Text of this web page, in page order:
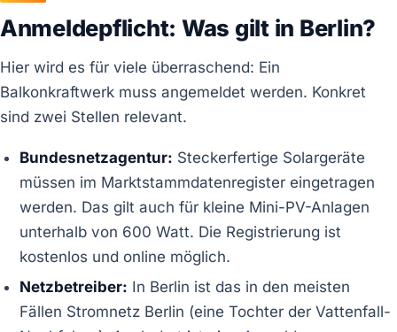
Anmeldepflicht: Was gilt in Berlin?
Hier wird es für viele überraschend: Ein
Balkonkraftwerk muss angemeldet werden. Konkret
sind zwei Stellen relevant.
Bundesnetzagentur: Steckerfertige Solargeräte
müssen im Marktstammdatenregister eingetragen
werden. Das gilt auch für kleine Mini-PV-Anlagen
unterhalb von 600 Watt. Die Registrierung ist
kostenlos und online möglich.
Netzbetreiber: In Berlin ist das in den meisten
Fällen Stromnetz Berlin (eine Tochter der Vattenfall-